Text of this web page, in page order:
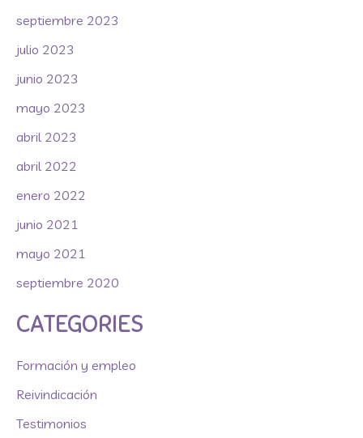
septiembre 2023
julio 2023
junio 2023
mayo 2023
abril 2023
abril 2022
enero 2022
junio 2021
mayo 2021
septiembre 2020
CATEGORIES
Formación y empleo
Reivindicación
Testimonios